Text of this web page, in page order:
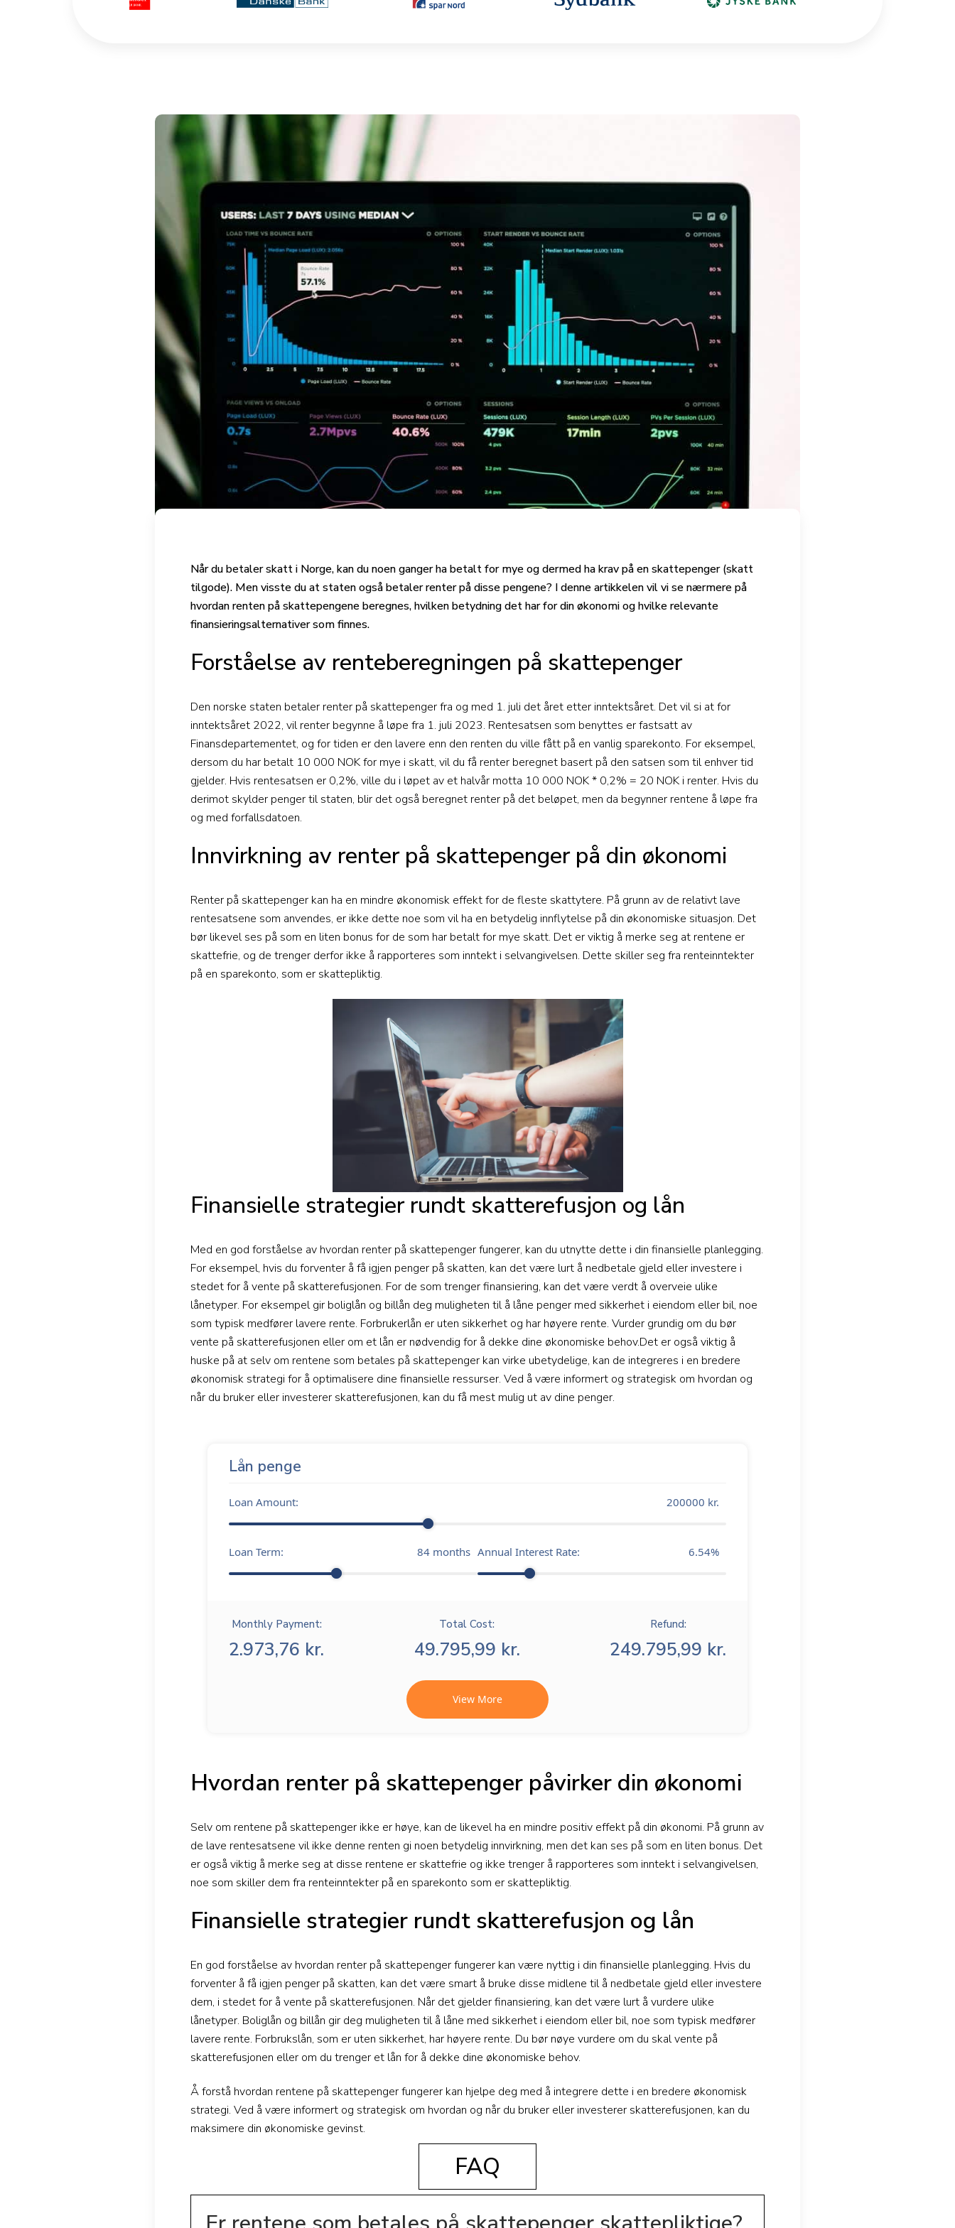
Når du betaler skatt i Norge, kan du noen ganger ha betalt for mye og dermed ha krav på en skattepenger (skatt
tilgode). Men visste du at staten også betaler renter på disse pengene? I denne artikkelen vil vi se nærmere på
hvordan renten på skattepengene beregnes, hvilken betydning det har for din økonomi og hvilke relevante
finansieringsalternativer som finnes.
Forståelse av renteberegningen på skattepenger
Den norske staten betaler renter på skattepenger fra og med 1. juli det året etter inntektsåret. Det vil si at for
inntektsåret 2022, vil renter begynne å løpe fra 1. juli 2023. Rentesatsen som benyttes er fastsatt av
Finansdepartementet, og for tiden er den lavere enn den renten du ville fått på en vanlig sparekonto. For eksempel,
dersom du har betalt 10 000 NOK for mye i skatt, vil du få renter beregnet basert på den satsen som til enhver tid
gjelder. Hvis rentesatsen er 0,2%, ville du i løpet av et halvår motta 10 000 NOK * 0,2% = 20 NOK i renter. Hvis du
derimot skylder penger til staten, blir det også beregnet renter på det beløpet, men da begynner rentene å løpe fra
og med forfallsdatoen.
Innvirkning av renter på skattepenger på din økonomi
Renter på skattepenger kan ha en mindre økonomisk effekt for de fleste skattytere. På grunn av de relativt lave
rentesatsene som anvendes, er ikke dette noe som vil ha en betydelig innflytelse på din økonomiske situasjon. Det
bør likevel ses på som en liten bonus for de som har betalt for mye skatt. Det er viktig å merke seg at rentene er
skattefrie, og de trenger derfor ikke å rapporteres som inntekt i selvangivelsen. Dette skiller seg fra renteinntekter
på en sparekonto, som er skattepliktig.
Finansielle strategier rundt skatterefusjon og lån
Med en god forståelse av hvordan renter på skattepenger fungerer, kan du utnytte dette i din finansielle planlegging.
For eksempel, hvis du forventer å få igjen penger på skatten, kan det være lurt å nedbetale gjeld eller investere i
stedet for å vente på skatterefusjonen. For de som trenger finansiering, kan det være verdt å overveie ulike
lånetyper. For eksempel gir boliglån og billån deg muligheten til å låne penger med sikkerhet i eiendom eller bil, noe
som typisk medfører lavere rente. Forbrukerlån er uten sikkerhet og har høyere rente. Vurder grundig om du bør
vente på skatterefusjonen eller om et lån er nødvendig for å dekke dine økonomiske behov.Det er også viktig å
huske på at selv om rentene som betales på skattepenger kan virke ubetydelige, kan de integreres i en bredere
økonomisk strategi for å optimalisere dine finansielle ressurser. Ved å være informert og strategisk om hvordan og
når du bruker eller investerer skatterefusjonen, kan du få mest mulig ut av dine penger.
Lån penge
Loan Amount: 200000 kr.
Loan Term: 84 months Annual Interest Rate: 6.54%
Monthly Payment:
2.973,76 kr.
Total Cost:
49.795,99 kr.
Refund:
249.795,99 kr.
View More
Hvordan renter på skattepenger påvirker din økonomi
Selv om rentene på skattepenger ikke er høye, kan de likevel ha en mindre positiv effekt på din økonomi. På grunn av
de lave rentesatsene vil ikke denne renten gi noen betydelig innvirkning, men det kan ses på som en liten bonus. Det
er også viktig å merke seg at disse rentene er skattefrie og ikke trenger å rapporteres som inntekt i selvangivelsen,
noe som skiller dem fra renteinntekter på en sparekonto som er skattepliktig.
Finansielle strategier rundt skatterefusjon og lån
En god forståelse av hvordan renter på skattepenger fungerer kan være nyttig i din finansielle planlegging. Hvis du
forventer å få igjen penger på skatten, kan det være smart å bruke disse midlene til å nedbetale gjeld eller investere
dem, i stedet for å vente på skatterefusjonen. Når det gjelder finansiering, kan det være lurt å vurdere ulike
lånetyper. Boliglån og billån gir deg muligheten til å låne med sikkerhet i eiendom eller bil, noe som typisk medfører
lavere rente. Forbrukslån, som er uten sikkerhet, har høyere rente. Du bør nøye vurdere om du skal vente på
skatterefusjonen eller om du trenger et lån for å dekke dine økonomiske behov.
Å forstå hvordan rentene på skattepenger fungerer kan hjelpe deg med å integrere dette i en bredere økonomisk
strategi. Ved å være informert og strategisk om hvordan og når du bruker eller investerer skatterefusjonen, kan du
maksimere din økonomiske gevinst.
FAQ